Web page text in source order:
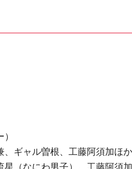
、ギャル曽根、工藤阿須加ほか
（なにわ男子）、工藤阿須